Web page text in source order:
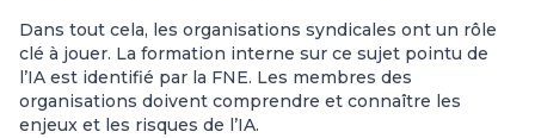
Dans tout cela, les organisations syndicales ont un rôle
clé à jouer. La formation interne sur ce sujet pointu de
l’IA est identifié par la FNE. Les membres des
organisations doivent comprendre et connaître les
enjeux et les risques de l’IA.